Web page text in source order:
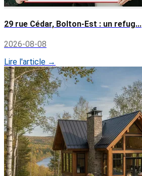
29 rue Cédar, Bolton-Est : un refug...
2026-08-08
Lire l'article →